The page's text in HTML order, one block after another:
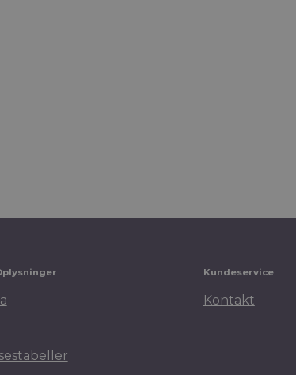
Kundeservice
Kontakt